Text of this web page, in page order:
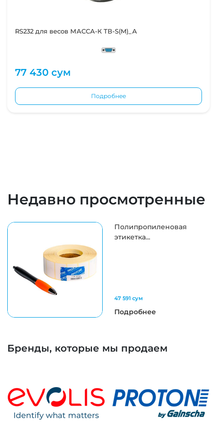
RS232 для весов МАССА-К ТВ-S(M)_A
77 430 сум
Подробнее
Недавно просмотренные
Полипропиленовая
этикетка...
47 591 сум
Подробнее
Бренды, которые мы продаем